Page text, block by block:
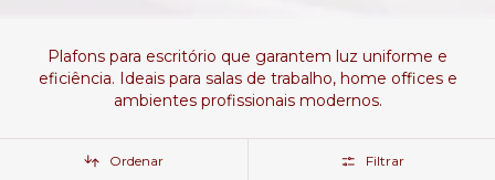
Plafons para escritório que garantem luz uniforme e
eficiência. Ideais para salas de trabalho, home offices e
ambientes profissionais modernos.
Ordenar Filtrar